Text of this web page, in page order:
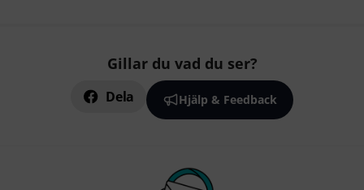
Gillar du vad du ser?
Dela Hjälp & Feedback